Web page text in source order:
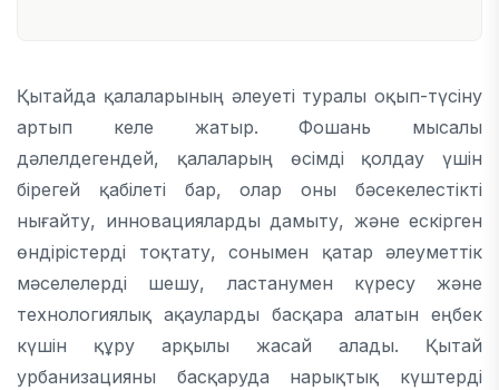
Қытайда қалаларының әлеуеті туралы оқып-түсіну
артып келе жатыр. Фошань мысалы
дәлелдегендей, қалаларың өсімді қолдау үшін
бірегей қабілеті бар, олар оны бәсекелестікті
нығайту, инновацияларды дамыту, және ескірген
өндірістерді тоқтату, сонымен қатар әлеуметтік
мәселелерді шешу, ластанумен күресу және
технологиялық ақауларды басқара алатын еңбек
күшін құру арқылы жасай алады. Қытай
урбанизацияны басқаруда нарықтық күштерді